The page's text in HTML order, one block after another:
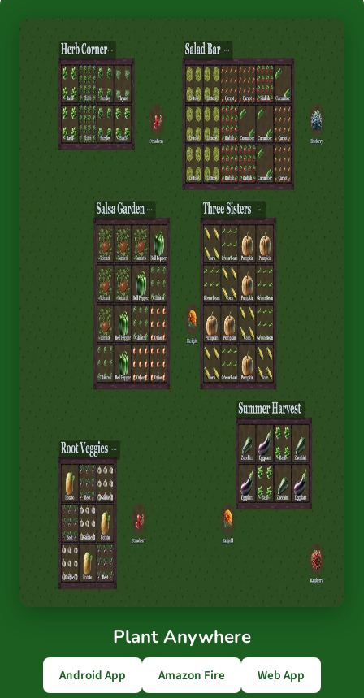
Plant Anywhere
Android App Amazon Fire Web App